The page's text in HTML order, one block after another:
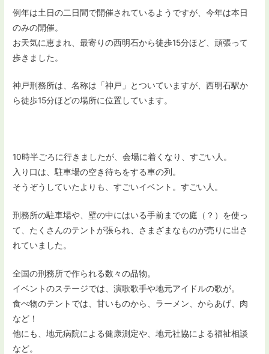
例年は土日の二日間で開催されているようですが、今年は本日
のみの開催。
お天気に恵まれ、最寄りの西明石から徒歩15分ほど、頑張って
歩きました。
神戸刑務所は、名称は「神戸」とついていますが、西明石駅か
ら徒歩15分ほどの場所に位置しています。
10時半ごろに行きましたが、会場に着くなり、すごい人。
入り口は、駐車場の空き待ちをする車の列。
そうぞうしていたよりも、すごいイベント。すごい人。
刑務所の駐車場や、壁の中にはいる手前までの庭（？）を使っ
て、たくさんのテントが張られ、さまざまなものが売りに出さ
れていました。
全国の刑務所で作られる数々の品物。
イベントのステージでは、演歌歌手や地元アイドルの歌が。
食べ物のテントでは、甘いものから、ラーメン、からあげ、肉
など！
他にも、地元病院による健康測定や、地元社協による福祉相談
など。